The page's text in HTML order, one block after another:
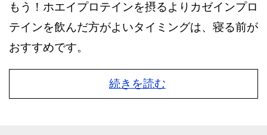
もう！ホエイプロテインを摂るよりカゼインプロ
テインを飲んだ方がよいタイミングは、寝る前が
おすすめです。
続きを読む